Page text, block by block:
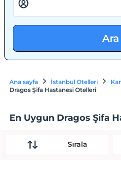
Ara
Ana sayfa İstanbul Otelleri
Dragos Şifa Hastanesi Otelleri
En Uygun Dragos Şifa
Sırala